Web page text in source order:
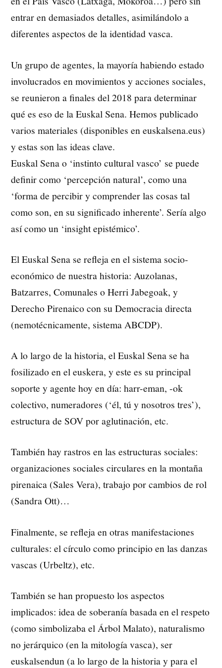
entrar en demasiados detalles, asimilándolo a
diferentes aspectos de la identidad vasca.
Un grupo de agentes, la mayoría habiendo estado
involucrados en movimientos y acciones sociales,
se reunieron a finales del 2018 para determinar
qué es eso de la Euskal Sena. Hemos publicado
varios materiales (disponibles en euskalsena.eus)
y estas son las ideas clave.
Euskal Sena o ‘instinto cultural vasco’ se puede
definir como ‘percepción natural’, como una
‘forma de percibir y comprender las cosas tal
como son, en su significado inherente’. Sería algo
así como un ‘insight epistémico’.
El Euskal Sena se refleja en el sistema socio-
económico de nuestra historia: Auzolanas,
Batzarres, Comunales o Herri Jabegoak, y
Derecho Pirenaico con su Democracia directa
(nemotécnicamente, sistema ABCDP).
A lo largo de la historia, el Euskal Sena se ha
fosilizado en el euskera, y este es su principal
soporte y agente hoy en día: harr-eman, -ok
colectivo, numeradores (‘él, tú y nosotros tres’),
estructura de SOV por aglutinación, etc.
También hay rastros en las estructuras sociales:
organizaciones sociales circulares en la montaña
pirenaica (Sales Vera), trabajo por cambios de rol
(Sandra Ott)…
Finalmente, se refleja en otras manifestaciones
culturales: el círculo como principio en las danzas
vascas (Urbeltz), etc.
También se han propuesto los aspectos
implicados: idea de soberanía basada en el respeto
(como simbolizaba el Árbol Malato), naturalismo
no jerárquico (en la mitología vasca), ser
euskalsendun (a lo largo de la historia y para el